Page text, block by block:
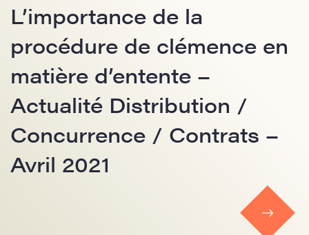
L’importance de la
procédure de clémence en
matière d’entente –
Actualité Distribution /
Concurrence / Contrats –
Avril 2021